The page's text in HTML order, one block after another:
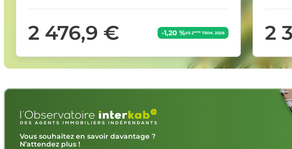
2 476,9 € -1,20 %VS 2ème TRIM. 2026 2
Vous souhaitez en savoir davantage ?
N’attendez plus !